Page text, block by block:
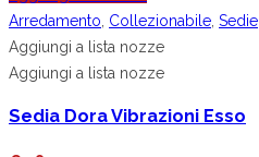
Arredamento Collezionabile Sedie
Aggiungi a lista nozze
Aggiungi a lista nozze
Sedia Dora Vibrazioni Esso